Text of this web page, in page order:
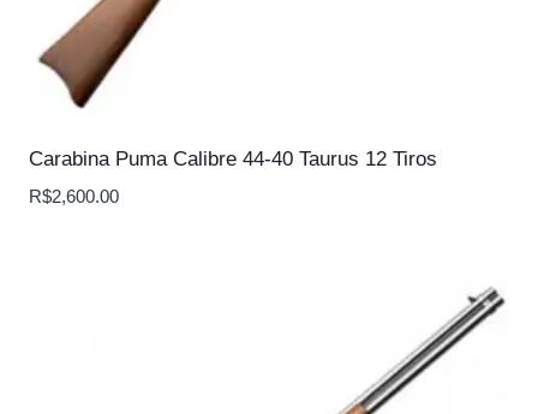
Carabina Puma Calibre 44-40 Taurus 12 Tiros
R$2,600.00